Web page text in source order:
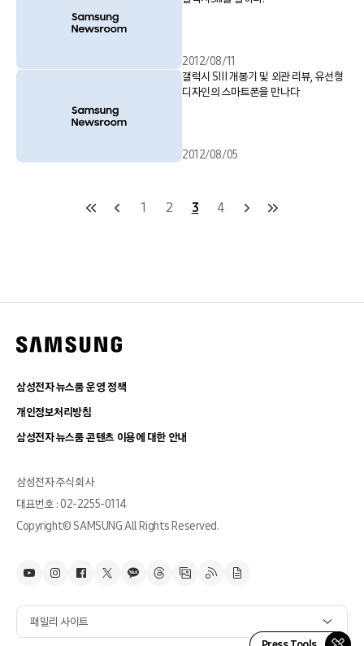
2012/08/11
갤럭시 SⅢ 개봉기 및 외관 리뷰, 유선형
디자인의 스마트폰을 만나다
2012/08/05
1 2 3 4
삼성전자 뉴스룸 운영 정책
개인정보처리방침
삼성전자 뉴스룸 콘텐츠 이용에 대한 안내
삼성전자 주식회사
대표번호 : 02-2255-0114
Copyright© SAMSUNG All Rights Reserved.
패밀리 사이트